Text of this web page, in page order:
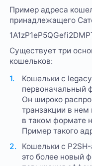
Пример адреса
принадлежащего
Существует три
кошельков:
Кошельки с
первоначальный
Он широко
транзакции в
в таком формате
Пример такого
Кошельки с
это более новый